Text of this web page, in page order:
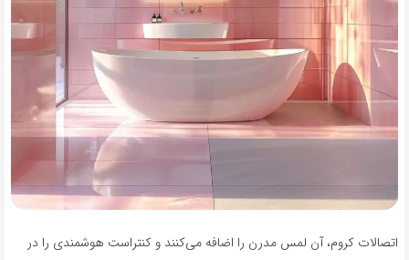
اتصالات کروم، آن لمس مدرن را اضافه می‌کنند و کنتراست هوشمندی را در